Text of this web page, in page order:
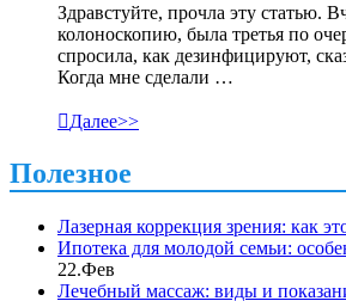
Здравстуйте, прочла эту статью.
колоноскопию, была третья по
спросила, как дезинфицируют,
Когда мне сделали …
Далее>>
Полезное
Лазерная коррекция зрения: как
Ипотека для молодой семьи:
22.Фев
Лечебный массаж: виды и